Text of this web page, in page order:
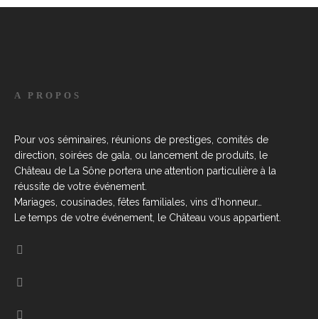
A PROPOS
Pour vos séminaires, réunions de prestiges, comités de
direction, soirées de gala, ou lancement de produits, le
Château de La Sône portera une attention particulière à la
réussite de votre événement.
Mariages, cousinades, fêtes familiales, vins d’honneur…
Le temps de votre événement, le Château vous appartient.